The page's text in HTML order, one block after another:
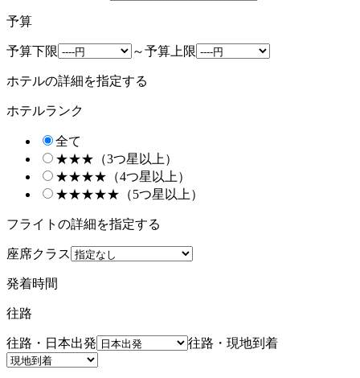
予算
予算下限 ～予算上限
ホテルの詳細を指定する
ホテルランク
全て
★★★（3つ星以上）
★★★★（4つ星以上）
★★★★★（5つ星以上）
フライトの詳細を指定する
座席クラス
発着時間
往路
往路・日本出発 往路・現地到着